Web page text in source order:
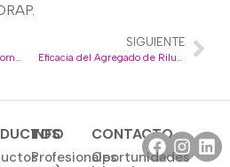
El Escitalopram en el Trastorno de Ansiedad Social
SIGUIENTE
Eficacia del Agregado de Riluzol al Tratamiento de Base en Pacientes con Trastorno Obsesivo Compulsivo Refractario
INFO
Profesionales
CONTACTO
Oportunidades